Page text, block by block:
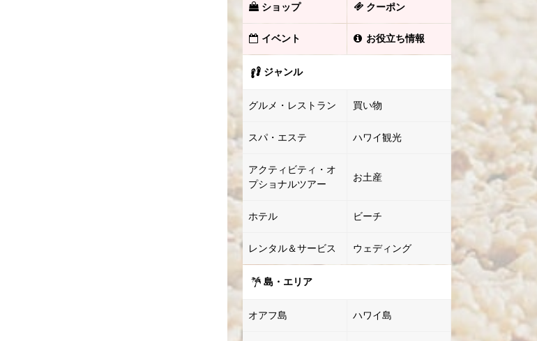
ショップ クーポン
イベント お役立ち情報
ジャンル
グルメ・レストラン 買い物
スパ・エステ ハワイ観光
アクティビティ・オ
プショナルツアー
お土産
ホテル ビーチ
レンタル＆サービス ウェディング
島・エリア
オアフ島 ハワイ島